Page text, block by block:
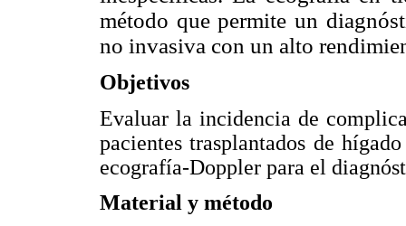
método que permite un
no invasiva con un alto
Objetivos
Evaluar la incidencia de
pacientes trasplantados de
ecografía-Doppler para el
Material y método